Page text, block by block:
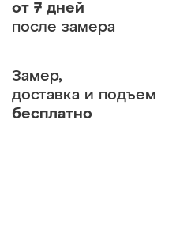
от 7 дней
после замера
Замер,
доставка и подъем
бесплатно